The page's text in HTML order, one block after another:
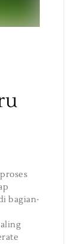
bagian-